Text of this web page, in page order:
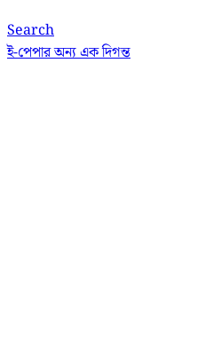
Search
ই-পেপারঅন্য এক দিগন্ত